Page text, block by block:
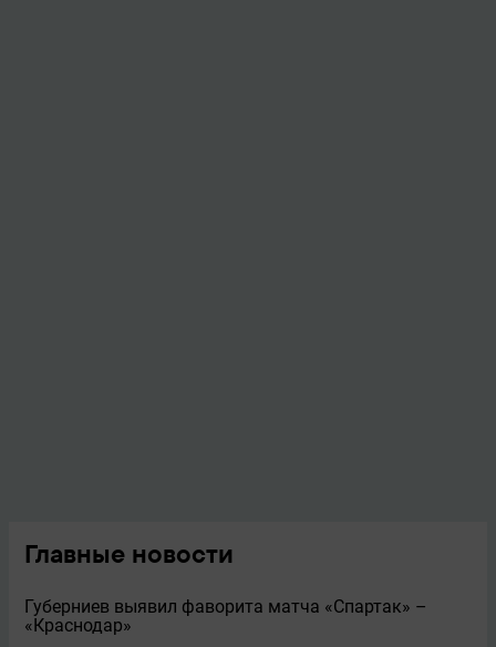
Главные новости
Губерниев выявил фаворита матча «Спартак» –
«Краснодар»